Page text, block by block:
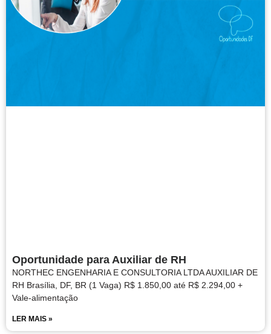
Oportunidade para Auxiliar de RH
NORTHEC ENGENHARIA E CONSULTORIA LTDA AUXILIAR DE
RH Brasília, DF, BR (1 Vaga) R$ 1.850,00 até R$ 2.294,00 +
Vale-alimentação
LER MAIS »